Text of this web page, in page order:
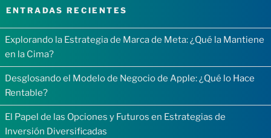
ENTRADAS RECIENTES
Explorando la Estrategia de Marca de Meta: ¿Qué la Mantiene
en la Cima?
Desglosando el Modelo de Negocio de Apple: ¿Qué lo Hace
Rentable?
El Papel de las Opciones y Futuros en Estrategias de
Inversión Diversificadas